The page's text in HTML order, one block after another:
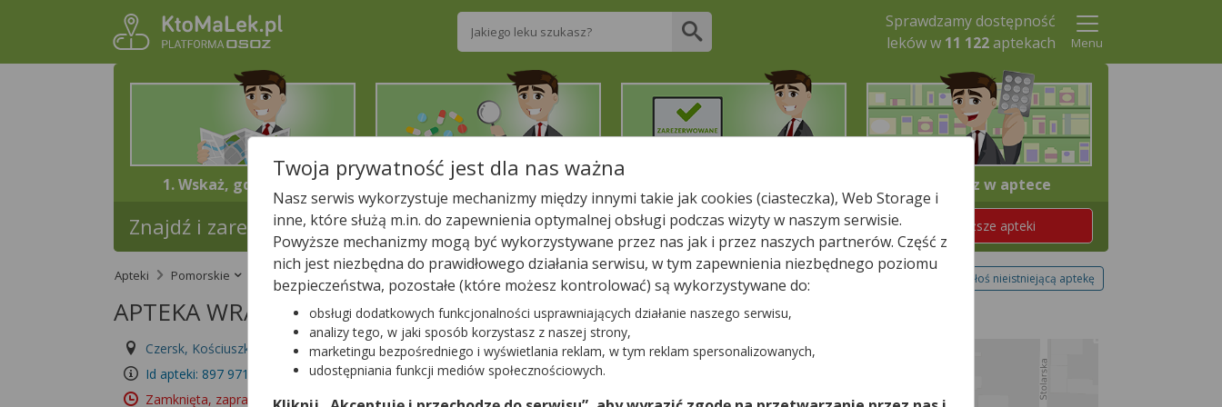
Wpisz nazwę leku
Sprawdzamy dostępność
leków w 11 122aptekach Menu
1. Wskaż, gdzie jesteś 2. Znajdź potrzebny lek 4. Odbierz w aptece
Znajdź i zarezerwuj lek w najbliższej aptece! Znajdź teraz najbliższe apteki
Apteki Pomorskie APTEKA WRACAM DO ZDROWIA Zgłoś nieistniejącą aptekę
APTEKA WRACAM DO ZDROWIA
Czersk, Kościuszki 39 Wyświetl numer
Id apteki: 897 971
Zamknięta, zapraszamy dzisiaj
(08:00 – 16:00)
−
Twoja prywatność jest dla nas ważna
Nasz serwis wykorzystuje mechanizmy między innymi takie jak cookies (ciasteczka), Web Storage i
inne, które służą m.in. do zapewnienia optymalnej obsługi podczas wizyty w naszym serwisie.
Powyższe mechanizmy mogą być wykorzystywane przez nas jak i przez naszych partnerów. Część z
nich jest niezbędna do prawidłowego działania serwisu, w tym zapewnienia niezbędnego poziomu
bezpieczeństwa, pozostałe (które możesz kontrolować) są wykorzystywane do:
obsługi dodatkowych funkcjonalności usprawniających działanie naszego serwisu,
analizy tego, w jaki sposób korzystasz z naszej strony,
marketingu bezpośredniego i wyświetlania reklam, w tym reklam spersonalizowanych,
udostępniania funkcji mediów społecznościowych.